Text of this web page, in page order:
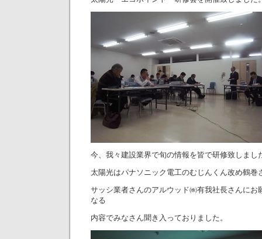
今、我々建設業界で旬の情報を皆で研修致しまし
太陽光はパナソニック電工のむじんくん改め鶴巻
サッシ業者さんのアルウッド㈱有我社長さんにお
なる
内容でみなさん聞き入っておりました。